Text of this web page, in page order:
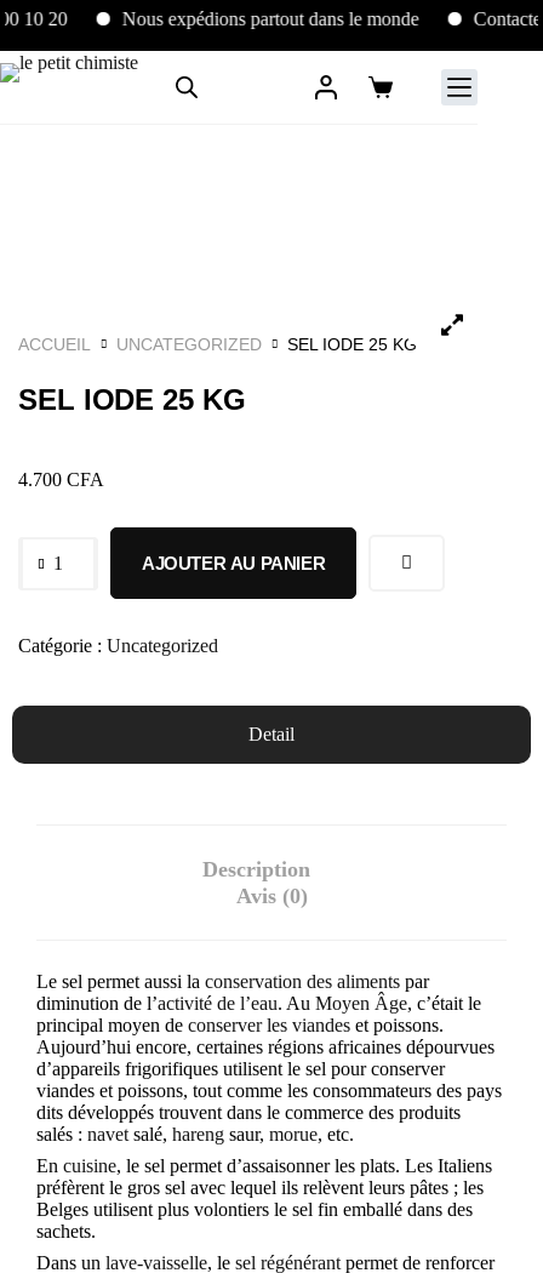
10 20 Nous expédions partout dans le monde Contactez
ACCUEIL UNCATEGORIZED SEL IODE 25 KG
SEL IODE 25 KG
4.700 CFA
AJOUTER AU PANIER
Catégorie : Uncategorized
Detail
Description
Avis (0)
Le sel permet aussi la conservation des aliments par
diminution de l’activité de l’eau. Au Moyen Âge, c’était le
principal moyen de conserver les viandes et poissons.
Aujourd’hui encore, certaines régions africaines dépourvues
d’appareils frigorifiques utilisent le sel pour conserver
viandes et poissons, tout comme les consommateurs des pays
dits développés trouvent dans le commerce des produits
salés : navet salé, hareng saur, morue, etc.
En cuisine, le sel permet d’assaisonner les plats. Les Italiens
préfèrent le gros sel avec lequel ils relèvent leurs pâtes ; les
Belges utilisent plus volontiers le sel fin emballé dans des
sachets.
Dans un lave-vaisselle, le sel régénérant permet de renforcer